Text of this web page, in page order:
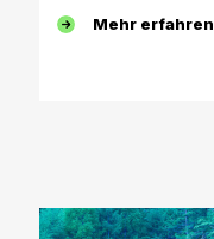
Mehr erfahren